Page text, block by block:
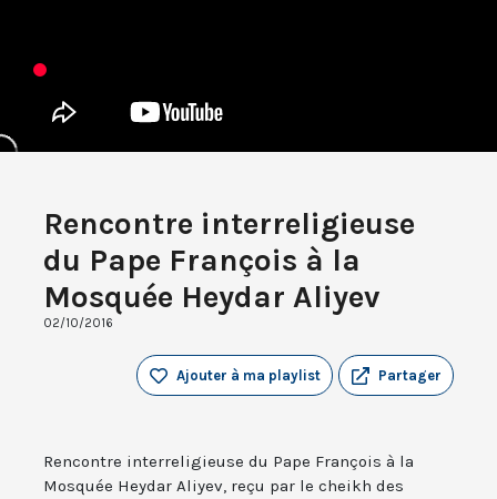
Rencontre interreligieuse
du Pape François à la
Mosquée Heydar Aliyev
02/10/2016
Partager
Ajouter à ma playlist
Rencontre interreligieuse du Pape François à la
Mosquée Heydar Aliyev, reçu par le cheikh des